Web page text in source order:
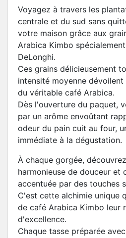
Voyagez à travers les
centrale et du sud sans
votre maison grâce aux
Arabica Kimbo
DeLonghi.
Ces grains délicieusement
intensité moyenne
du véritable café Arabica.
Dès l'ouverture du paquet,
par un arôme envoûtant
odeur du pain cuit au four,
immédiate à la dégustation.
À chaque gorgée,
harmonieuse de douceur et
accentuée par des touches
C'est cette alchimie unique
de café Arabica Kimbo leur
d'excellence.
Chaque tasse préparée